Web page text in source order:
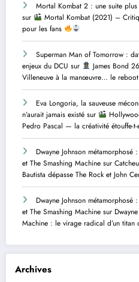
Mortal Kombat 2 : une suite
sur
Mortal Kombat (2021) –
pour les fans
Superman Man of Tomorrow :
enjeux du DCU sur
James Bond
Villeneuve à la manœuvre… le reboot
Eva Longoria, la sauveuse
n’aurait jamais existé sur
Pedro Pascal — la créativité étouffe-
Dwayne Johnson
et The Smashing Machine sur
Bautista dépasse The Rock et John
Dwayne Johnson
et The Smashing Machine sur
Machine : le virage radical d’un titan
Archives